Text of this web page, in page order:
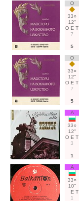
О
33○
12"
О Е Т
7
5
О
33○
12"
О Е Т
7
5
А
33○
12"
О Е Т
3
1
А
33○
10"
Е Т
1